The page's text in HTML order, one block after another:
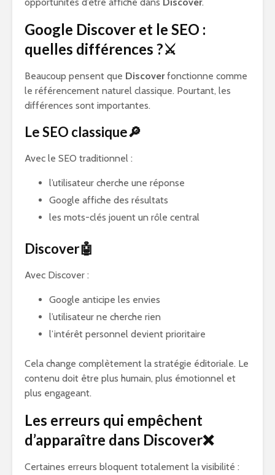
Google Discover et le SEO :
quelles différences ?⚔️
Beaucoup pensent que Discoverfonctionne comme
le référencement naturel classique. Pourtant, les
différences sont importantes.
Le SEO classique🔎
Avec le SEO traditionnel :
l’utilisateur cherche une réponse
Google affiche des résultats
les mots-clés jouent un rôle central
Discover🤖
Avec Discover :
Google anticipe les envies
l’utilisateur ne cherche rien
l’intérêt personnel devient prioritaire
Cela change complètement la stratégie éditoriale. Le
contenu doit être plus humain, plus émotionnel et
plus engageant.
Les erreurs qui empêchent
d’apparaître dans Discover❌
Certaines erreurs bloquent totalement la visibilité :